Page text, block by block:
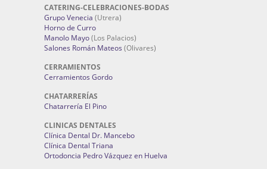
CATERING-CELEBRACIONES-BODAS
Grupo Venecia (Utrera)
Horno de Curro
Manolo Mayo(Los Palacios)
Salones Román Mateos (Olivares)
CERRAMIENTOS
Cerramientos Gordo
CHATARRERÍAS
Chatarrería El Pino
CLINICAS DENTALES
Clínica Dental Dr. Mancebo
Clínica Dental Triana
Ortodoncia Pedro Vázquez en Huelva